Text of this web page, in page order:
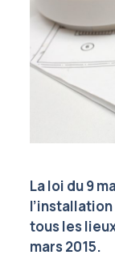
La loi du 9
tous les
mars 2015.